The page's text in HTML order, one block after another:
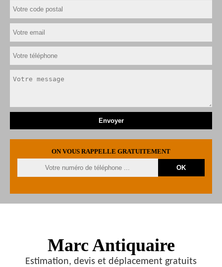
ON VOUS RAPPELLE GRATUITEMENT
Marc Antiquaire
Estimation, devis et déplacement gratuits